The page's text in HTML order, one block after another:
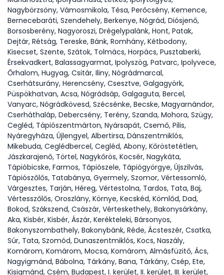
Nagybörzsöny, Vámosmikola, Tésa, Perőcsény, Kemence,
Bernecebaráti, Szendehely, Berkenye, Nógrád, Diósjenő,
Borsosberény, Nagyoroszi, Drégelypalánk, Hont, Patak,
Dejtár, Rétság, Tereske, Bánk, Romhány, Kétbodony,
Kisecset, Szente, Szátok, Tolmács, Horpács, Pusztaberki,
Érsekvadkert, Balassagyarmat, Ipolyszög, Patvarc, Ipolyvece,
Őrhalom, Hugyag, Csitár, Iliny, Nógrádmarcal,
Cserhátsurány, Herencsény, Csesztve, Galgagyörk,
Püspökhatvan, Acsa, Nógrádsáp, Galgaguta, Bercel,
Vanyarc, Nógrádkövesd, Szécsénke, Becske, Magyarnándor,
Cserháthaláp, Debercsény, Terény, Szanda, Mohora, Szügy,
Cegléd, Tápiószentmárton, Nyársapát, Csemő, Pilis,
Nyáregyháza, Újlengyel, Albertirsa, Dánszentmiklós,
Mikebuda, Ceglédbercel, Cegléd, Abony, Kőröstetétlen,
Jászkarajenő, Törtel, Nagykőrös, Kocsér, Nagykáta,
Tápióbicske, Farmos, Tápiószele, Tápiógyörgye, Újszilvás,
Tápiószőlős, Tatabánya, Gyermely, Szomor, Vértessomló,
Várgesztes, Tarján, Héreg, Vértestolna, Tardos, Tata, Baj,
Vértesszőlős, Oroszlány, Környe, Kecskéd, Kömlőd, Dad,
Bokod, Szákszend, Császár, Vérteskethely, Bakonysárkány,
Aka, Kisbér, Kisbér, Ászár, Kerékteleki, Bársonyos,
Bakonyszombathely, Bakonybánk, Réde, Ácsteszér, Csatka,
Súr, Tata, Szomód, Dunaszentmiklós, Kocs, Naszály,
Komárom, Komárom, Mocsa, Komárom, Almásfüzitő, Ács,
Nagyigmánd, Bábolna, Tárkány, Bana, Tárkány, Csép, Ete,
Kisigmánd, Csém, Budapest, I. kerület, II. kerület, III. kerület,